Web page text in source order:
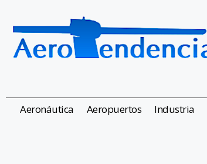
Aeronáutica Aeropuertos Industria